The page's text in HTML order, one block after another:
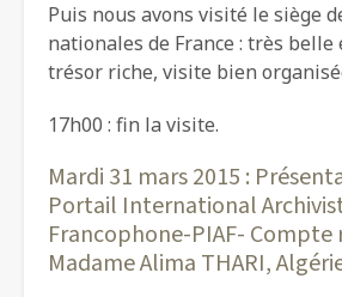
Puis nous avons visité le siège
nationales de France : très belle
trésor riche, visite bien
17h00 : fin la visite.
Mardi 31 mars 2015 :
Portail International
Francophone-PIAF- Compte
Madame Alima THARI,